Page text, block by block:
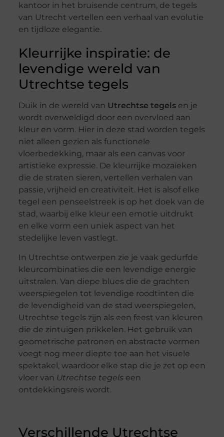
kantoor in het bruisende centrum, de tegels
van Utrecht vertellen een verhaal van evolutie
en tijdloze elegantie.
Kleurrijke inspiratie: de
levendige wereld van
Utrechtse tegels
Duik in de wereld van Utrechtse tegelsen je
wordt overweldigd door een overvloed aan
kleur en vorm. Hier in deze stad worden tegels
niet alleen gezien als functionele
vloerbedekking, maar als een canvas voor
artistieke expressie. De kleurrijke mozaïeken
die de straten sieren, vertellen verhalen van
passie, vrijheid en creativiteit. Het is alsof elke
tegel een penseelstreek is op het doek van de
stad, waarbij elke kleur een emotie uitdrukt
en elke vorm een uniek aspect van het
stedelijke leven vastlegt.
In Utrechtse ontwerpen zie je vaak gedurfde
kleurcombinaties die een levendige energie
uitstralen. Van diepe blues die de grachten
weerspiegelen tot levendige roodtinten die
de levendigheid van de stad weerspiegelen,
Utrechtse tegels zijn als een feest van kleuren
die de zintuigen prikkelen. Het gebruik van
geometrische patronen en abstracte vormen
voegt nog meer diepte toe aan het visuele
spektakel, waardoor elke stap die je zet op een
vloer van Utrechtse tegels een
ontdekkingsreis wordt.
Verschillende Utrechtse